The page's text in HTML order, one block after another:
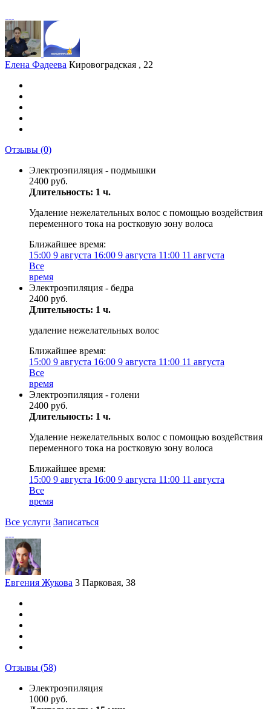
Елена Фадеева Кировоградская , 22
Отзывы (0)
Электроэпиляция - подмышки
2400 руб.
Длительность: 1 ч.
Удаление нежелательных волос с помощью воздействия
переменного тока на ростковую зону волоса
Ближайшее время:
15:00 9 августа 16:00 9 августа 11:00 11 августа
Все
время
Электроэпиляция - бедра
2400 руб.
Длительность: 1 ч.
удаление нежелательных волос
Ближайшее время:
15:00 9 августа 16:00 9 августа 11:00 11 августа
Все
время
Электроэпиляция - голени
2400 руб.
Длительность: 1 ч.
Удаление нежелательных волос с помощью воздействия
переменного тока на ростковую зону волоса
Ближайшее время:
15:00 9 августа 16:00 9 августа 11:00 11 августа
Все
время
Все услуги Записаться
Евгения Жукова 3 Парковая, 38
Отзывы (58)
Электроэпиляция
1000 руб.